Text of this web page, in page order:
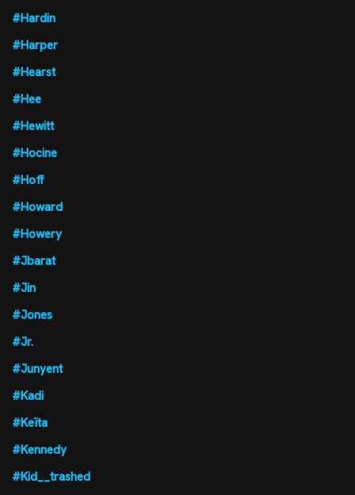
#Hardin
#Harper
#Hearst
#Hee
#Hewitt
#Hocine
#Hoff
#Howard
#Howery
#Jbarat
#Jin
#Jones
#Jr.
#Junyent
#Kadi
#Keïta
#Kennedy
#Kid__trashed